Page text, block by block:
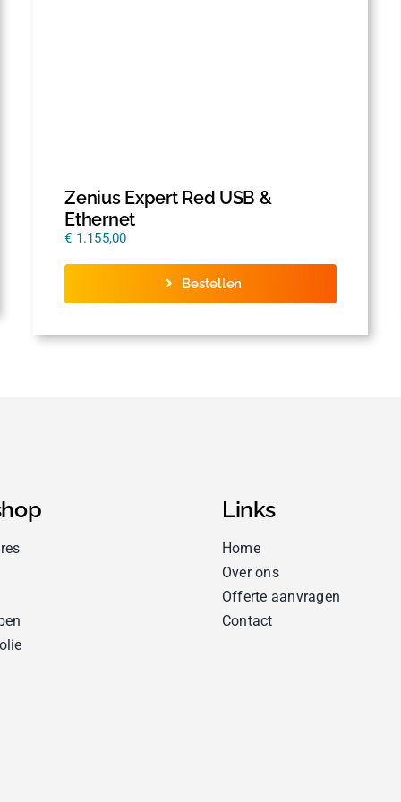
Zenius Expert Red USB &
Ethernet
€ 1.155,00
Bestellen
Links
Home
Over ons
Offerte aanvragen
Contact